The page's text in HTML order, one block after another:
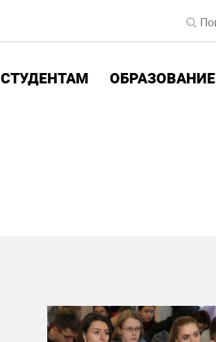
СТУДЕНТАМ ОБРАЗОВАНИЕ